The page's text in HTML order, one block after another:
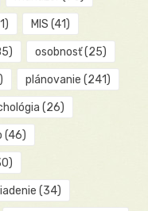
MIS (41)
osobnosť(25)
plánovanie (241)
(26)
(46)
(34)